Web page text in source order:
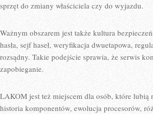
sprzęt do zmiany właściciela czy do wyjazdu.
Ważnym obszarem jest także kultura
hasła, sejf haseł, weryfikacja dwuetapowa,
rozsądny. Takie podejście sprawia, że serwis
zapobieganie.
LAKOM jest też miejscem dla osób, które lubią
historia komponentów, ewolucja procesorów,